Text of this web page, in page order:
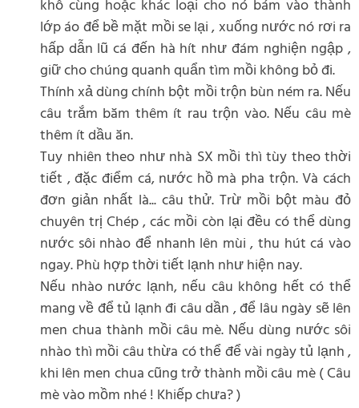
khô cùng hoặc khác loại cho nó bám vào thành
lớp áo để bề mặt mồi se lại , xuống nước nó rơi ra
hấp dẫn lũ cá đến hà hít như đám nghiện ngập ,
giữ cho chúng quanh quẩn tìm mồi không bỏ đi.
Thính xả dùng chính bột mồi trộn bùn ném ra. Nếu
câu trắm băm thêm ít rau trộn vào. Nếu câu mè
thêm ít dầu ăn.
Tuy nhiên theo như nhà SX mồi thì tùy theo thời
tiết , đặc điểm cá, nước hồ mà pha trộn. Và cách
đơn giản nhất là... câu thử. Trừ mồi bột màu đỏ
chuyên trị Chép , các mồi còn lại đều có thể dùng
nước sôi nhào để nhanh lên mùi , thu hút cá vào
ngay. Phù hợp thời tiết lạnh như hiện nay.
Nếu nhào nước lạnh, nếu câu không hết có thể
mang về để tủ lạnh đi câu dần , để lâu ngày sẽ lên
men chua thành mồi câu mè. Nếu dùng nước sôi
nhào thì mồi câu thừa có thể để vài ngày tủ lạnh ,
khi lên men chua cũng trở thành mồi câu mè ( Câu
mè vào mồm nhé ! Khiếp chưa? )